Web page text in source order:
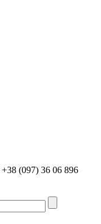
+38 (097) 36 06 896